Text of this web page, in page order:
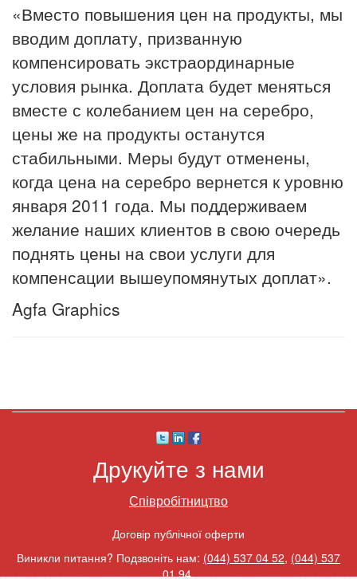
«Вместо повышения цен на продукты, мы
вводим доплату, призванную
компенсировать экстраординарные
условия рынка. Доплата будет меняться
вместе с колебанием цен на серебро,
цены же на продукты останутся
стабильными. Меры будут отменены,
когда цена на серебро вернется к уровню
января 2011 года. Мы поддерживаем
желание наших клиентов в свою очередь
поднять цены на свои услуги для
компенсации вышеупомянутых доплат».
Agfa Graphics
Друкуйте з нами
Співробітництво
Договір публічної оферти
Виникли питання? Подзвоніть нам: (044) 537 04 52, (044) 537
01 94.